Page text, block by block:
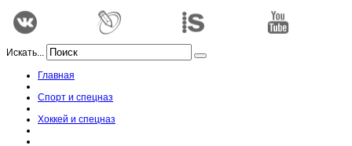
Искать...
Главная
Спорт и спецназ
Хоккей и спецназ